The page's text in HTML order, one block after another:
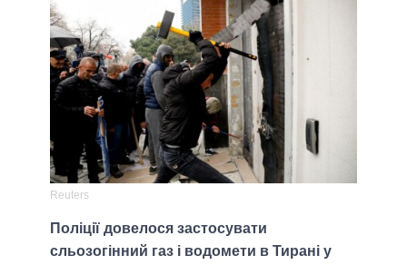
Reuters
Поліції довелося застосувати
сльозогінний газ і водомети в Тирані у